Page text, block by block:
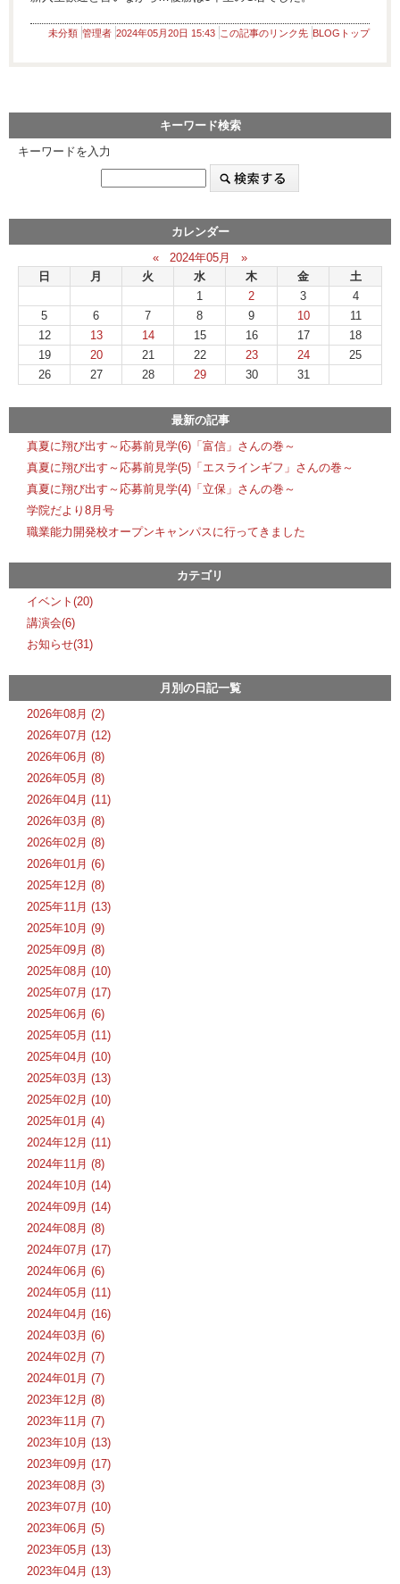
未分類 管理者 2024年05月20日 15:43 この記事のリンク先 BLOGトップ
キーワード検索
キーワードを入力
カレンダー
«
2024年05月
»
日
月 火 水 木 金
土
1
2 3
4
5
6 7 8 9 10
11
12
13 14 15 16 17
18
19
20 21 22 23 24
25
26
27 28 29 30 31
最新の記事
真夏に翔び出す～応募前見学(6)「富信」さんの巻～
真夏に翔び出す～応募前見学(5)「エスラインギフ」さんの巻～
真夏に翔び出す～応募前見学(4)「立保」さんの巻～
学院だより8月号
職業能力開発校オープンキャンパスに行ってきました
カテゴリ
イベント(20)
講演会(6)
お知らせ(31)
月別の日記一覧
2026年08月 (2)
2026年07月 (12)
2026年06月 (8)
2026年05月 (8)
2026年04月 (11)
2026年03月 (8)
2026年02月 (8)
2026年01月 (6)
2025年12月 (8)
2025年11月 (13)
2025年10月 (9)
2025年09月 (8)
2025年08月 (10)
2025年07月 (17)
2025年06月 (6)
2025年05月 (11)
2025年04月 (10)
2025年03月 (13)
2025年02月 (10)
2025年01月 (4)
2024年12月 (11)
2024年11月 (8)
2024年10月 (14)
2024年09月 (14)
2024年08月 (8)
2024年07月 (17)
2024年06月 (6)
2024年05月 (11)
2024年04月 (16)
2024年03月 (6)
2024年02月 (7)
2024年01月 (7)
2023年12月 (8)
2023年11月 (7)
2023年10月 (13)
2023年09月 (17)
2023年08月 (3)
2023年07月 (10)
2023年06月 (5)
2023年05月 (13)
2023年04月 (13)